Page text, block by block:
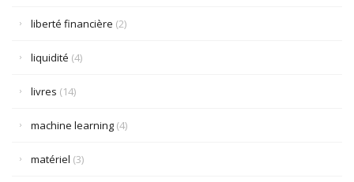
liberté financière (2)
liquidité (4)
livres (14)
machine learning (4)
matériel (3)